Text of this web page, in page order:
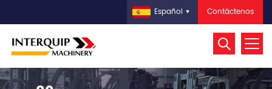
Contáctenos
Español